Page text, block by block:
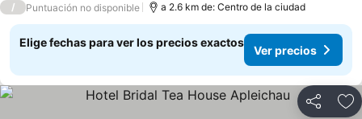
/ Puntuación no disponible a 2.6 km de: Centro de la ciudad
Elige fechas para ver los precios exactos
Ver precios
Compartir